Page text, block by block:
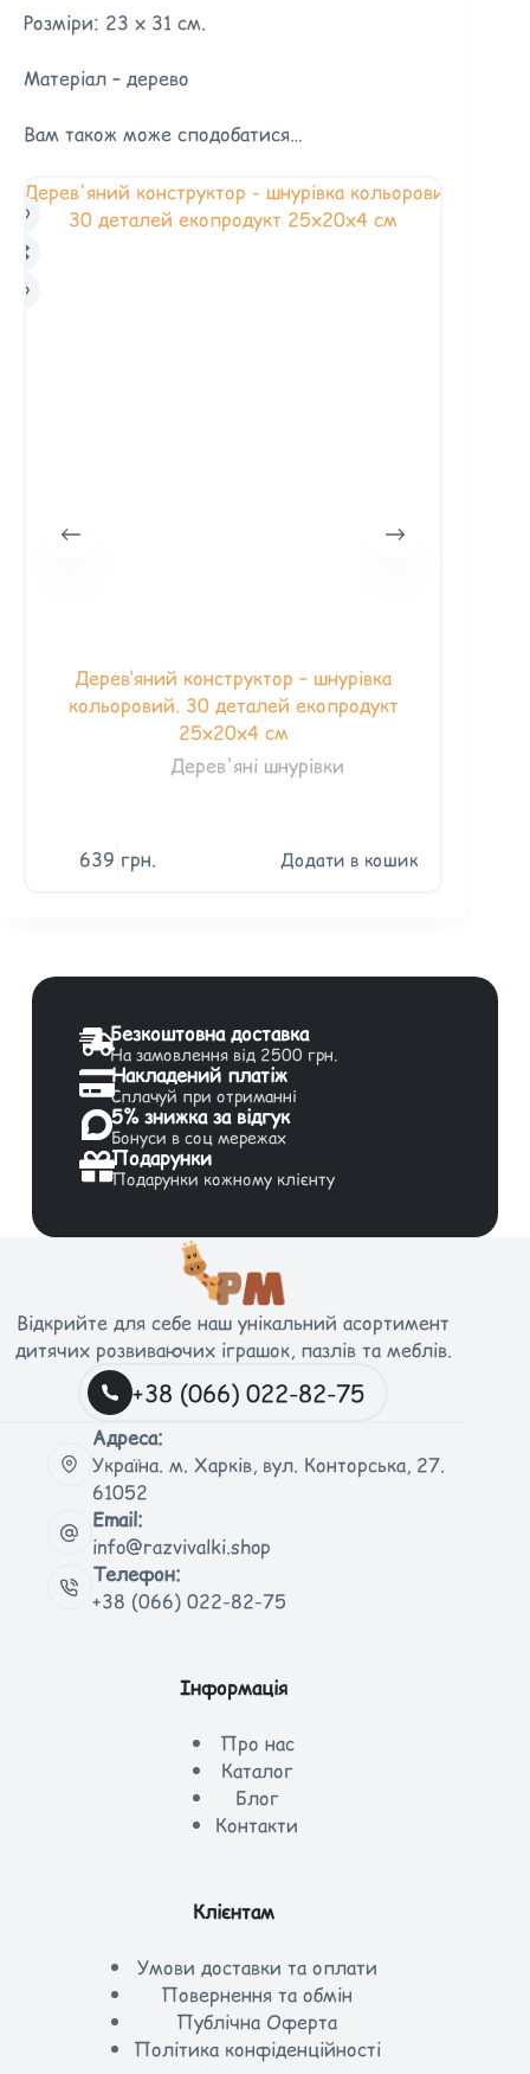
Розміри: 23 х 31 см.
Матеріал – дерево
Вам також може сподобатися…
Дерев’яний конструктор – шнурівка
кольоровий. 30 деталей екопродукт
25х20х4 см
Дерев'яні шнурівки
639 грн. Додати в кошик
Безкоштовна доставка
На замовлення від 2500 грн.
Накладений платіж
Сплачуй при отриманні
5% знижка за відгук
Бонуси в соц мережах
Подарунки
Подарунки кожному клієнту
Відкрийте для себе наш унікальний асортимент
дитячих розвиваючих іграшок, пазлів та меблів.
+38 (066) 022-82-75
Адреса:
Україна. м. Харків, вул. Конторська, 27.
61052
Email:
info@razvivalki.shop
Телефон:
+38 (066) 022-82-75
Інформація
Про нас
Каталог
Блог
Контакти
Клієнтам
Умови доставки та оплати
Повернення та обмін
Публічна Оферта
Політика конфіденційності